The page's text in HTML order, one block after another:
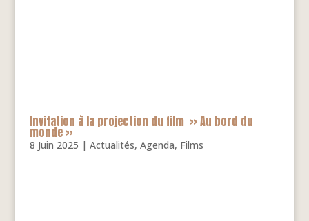
Invitation à la projection du film » Au bord du
monde »
8 Juin 2025 | Actualités, Agenda, Films